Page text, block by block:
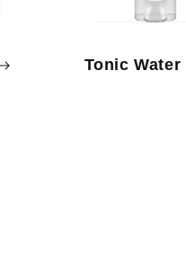
Tonic Water